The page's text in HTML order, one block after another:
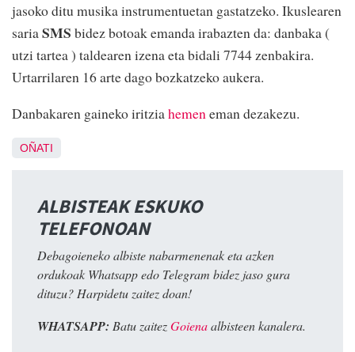
jasoko ditu musika instrumentuetan gastatzeko. Ikuslearen
sariaSMS bidez botoak emanda irabazten da: danbaka (
utzi tartea ) taldearen izena eta bidali 7744 zenbakira.
Urtarrilaren 16 arte dago bozkatzeko aukera.
Danbakaren gaineko iritziahemeneman dezakezu.
OÑATI
ALBISTEAK ESKUKO
TELEFONOAN
Debagoieneko albiste nabarmenenak eta azken
ordukoak Whatsapp edo Telegram bidez jaso gura
dituzu? Harpidetu zaitez doan!
WHATSAPP: Batu zaitezGoienaalbisteen kanalera.